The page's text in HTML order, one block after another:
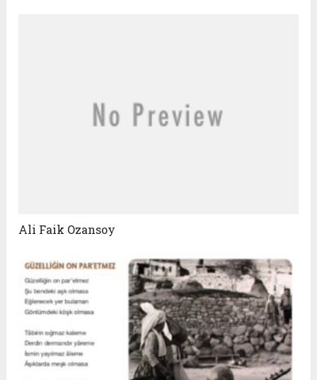
Ali Faik Ozansoy